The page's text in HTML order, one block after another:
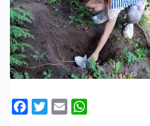
Facebook
Twitter
Email